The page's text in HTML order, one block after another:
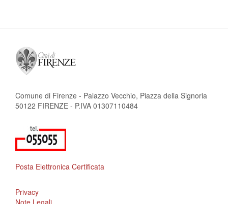
Comune di Firenze - Palazzo Vecchio, Piazza della Signoria
50122 FIRENZE - P.IVA 01307110484
Posta Elettronica Certificata
Privacy
Note Legali